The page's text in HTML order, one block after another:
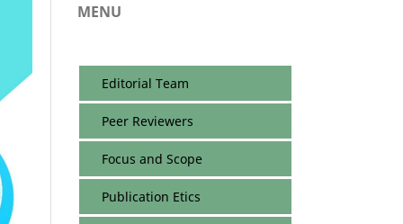
MENU
Editorial Team
Peer Reviewers
Focus and Scope
Publication Etics